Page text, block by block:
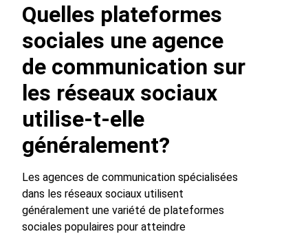
Quelles plateformes
sociales une agence
de communication sur
les réseaux sociaux
utilise-t-elle
généralement?
Les agences de communication spécialisées
dans les réseaux sociaux utilisent
généralement une variété de plateformes
sociales populaires pour atteindre